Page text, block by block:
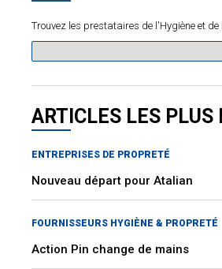
Trouvez les prestataires de l'Hygiène et de
ARTICLES LES PLUS
ENTREPRISES DE PROPRETÉ
Nouveau départ pour Atalian
FOURNISSEURS HYGIÈNE & PROPRETÉ
Action Pin change de mains